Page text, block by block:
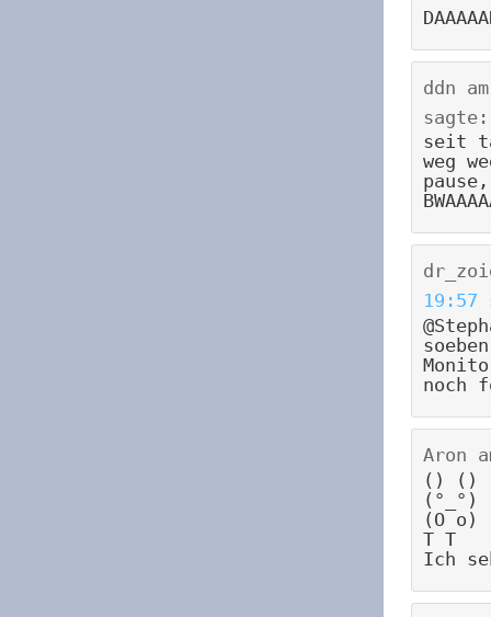
ddn
sagte:
seit
weg
19:57
noch
Aron
() ()
(°_°)
(O o)
T T
Ich